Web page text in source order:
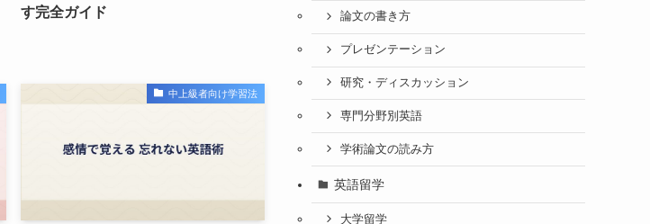
す完全ガイド
中上級者向け学習法
論文の書き方
プレゼンテーション
研究・ディスカッション
専門分野別英語
学術論文の読み方
英語留学
大学留学